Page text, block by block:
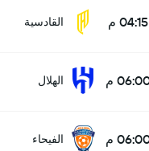
04:15 م القادسية
م الهلال
م الفيحاء